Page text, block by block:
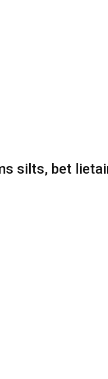
silts, bet